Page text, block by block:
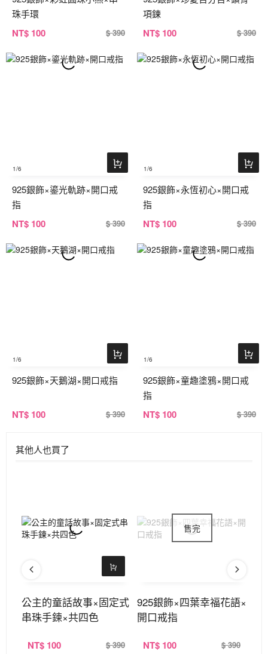
珠手環
NT$ 100 $ 390
項鍊
NT$ 100 $ 390
1/6
925銀飾×鎏光軌跡×開口戒
指
NT$ 100 $ 390
1/6
925銀飾×永恆初心×開口戒
指
NT$ 100 $ 390
1/6
925銀飾×天鵝湖×開口戒指
NT$ 100 $ 390
1/6
925銀飾×童趣塗鴉×開口戒
指
NT$ 100 $ 390
其他人也買了
公主的童話故事×固定式
串珠手鍊×共四色
NT$ 100 $ 390
925銀飾×四葉幸福花語×
開口戒指
NT$ 100 $ 390